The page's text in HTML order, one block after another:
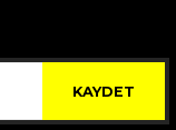
KAYDET